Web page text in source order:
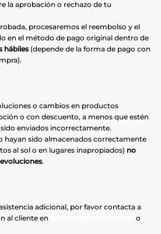
la aprobación o rechazo de tu
procesaremos el reembolso y el
en el método de pago original dentro de
hábiles (depende de la forma de pago con
o cambios en productos
o con descuento, a menos que estén
enviados incorrectamente.
hayan sido almacenados correctamente
al sol o en lugares inapropiados) no
.
adicional, por favor contacta a
al cliente en
o